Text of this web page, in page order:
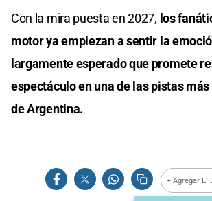
Con la mira puesta en 2027, los
motor ya empiezan a sentir la
largamente esperado que promete
espectáculo en una de las pistas
de Argentina.
+ Agregar El